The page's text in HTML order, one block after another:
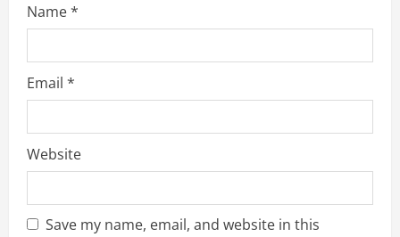
Name*
Email *
Website
Save my name, email, and website in this